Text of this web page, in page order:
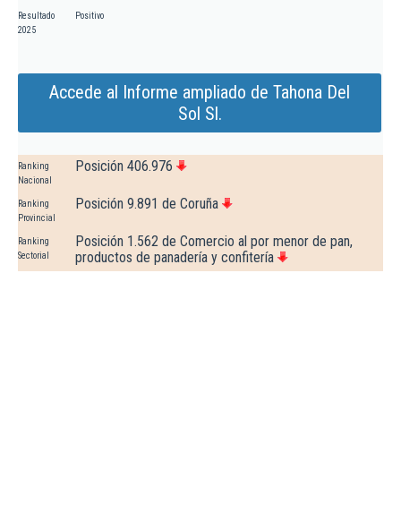
Resultado
2025
Positivo
Accede al Informe ampliado de Tahona Del
Sol Sl.
Ranking
Nacional
Posición 406.976
Ranking
Provincial
Posición 9.891 de Coruña
Ranking
Sectorial
Posición 1.562 de Comercio al por menor de pan,
productos de panadería y confitería